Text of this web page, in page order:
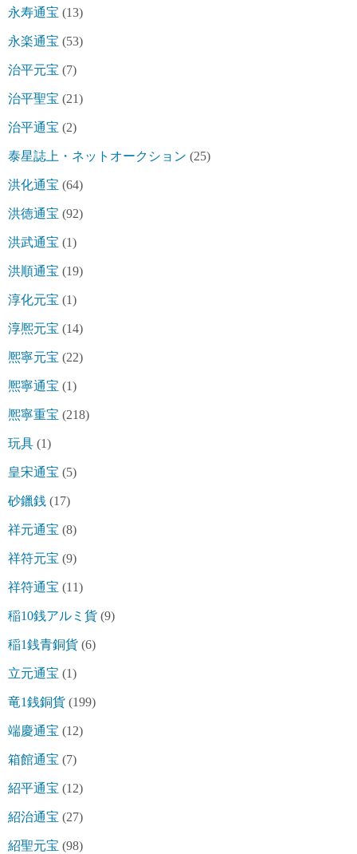
永寿通宝 (13)
永楽通宝 (53)
治平元宝 (7)
治平聖宝 (21)
治平通宝 (2)
泰星誌上・ネットオークション (25)
洪化通宝 (64)
洪徳通宝 (92)
洪武通宝 (1)
洪順通宝 (19)
淳化元宝 (1)
淳熈元宝 (14)
熈寧元宝 (22)
熈寧通宝 (1)
熈寧重宝 (218)
玩具 (1)
皇宋通宝 (5)
砂鑞銭 (17)
祥元通宝 (8)
祥符元宝 (9)
祥符通宝 (11)
稲10銭アルミ貨 (9)
稲1銭青銅貨 (6)
立元通宝 (1)
竜1銭銅貨 (199)
端慶通宝 (12)
箱館通宝 (7)
紹平通宝 (12)
紹治通宝 (27)
紹聖元宝 (98)